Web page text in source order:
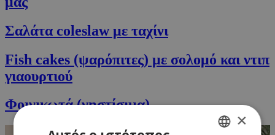
Σαλάτα coleslaw με ταχίνι
Fish cakes (ψαρόπιτες) με σολομό και ντιπ
γιαουρτιού
Φοινικωτά (νηστίσιμα)
×